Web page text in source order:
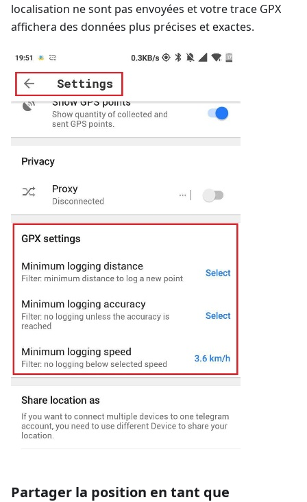
localisation ne sont pas envoyées et votre trace GPX
affichera des données plus précises et exactes.
Partager la position en tant que